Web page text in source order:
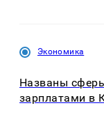
Экономика
Названы
зарплатами в